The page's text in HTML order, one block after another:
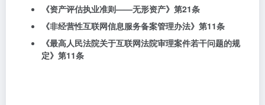
《资产评估执业准则——无形资产》第21条
《非经营性互联网信息服务备案管理办法》第11条
《最高人民法院关于互联网法院审理案件若干问题的规
定》第11条